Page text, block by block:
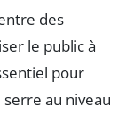
des
le public à
pour
au niveau